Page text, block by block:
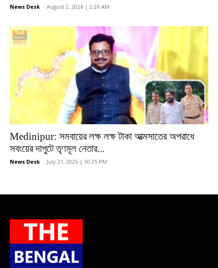
News Desk - August 2, 2026 | 2:26 AM
Medinipur: সমবায়ের লক্ষ লক্ষ টাকা আত্মসাতের অপরাধে
সবংয়ের দাপুটে তৃণমূল নেতার...
News Desk - July 31, 2026 | 10:25 PM